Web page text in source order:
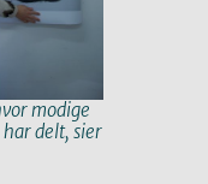
modige
delt, sier